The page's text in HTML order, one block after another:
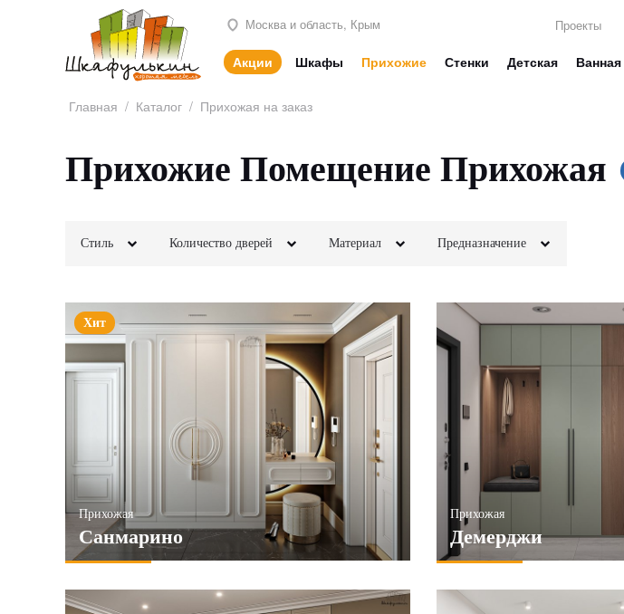
Москва и область, Крым Проекты
Акции Шкафы Прихожие Стенки Детская Ванная
Главная / Каталог / Прихожая на заказ
Стиль
Классика
Неоклассика
Модерн
Минимализм
Кантри
Скандинавский
Хай-тек
ПРИМЕНИТЬ
Количество дверей
2х створчатые
3х створчатые
6и створчатые
ПРИМЕНИТЬ
Материал
МДФ
ЛДСП
Зеркала
Глянец
Матовые
ПРИМЕНИТЬ
Предназначение
Для белья
Для вещей
Для декора
ПРИМЕНИТЬ
Прихожие Помещение Прихожая
Хит
Прихожая
Санмарино
Прихожая
Демерджи